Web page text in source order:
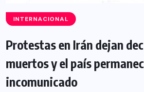
INTERNACIONAL
Protestas en Irán dejan
muertos y el país
incomunicado